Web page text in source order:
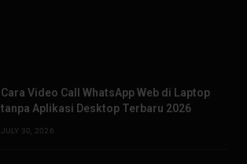
Cara Video Call WhatsApp Web di Laptop
tanpa Aplikasi Desktop Terbaru 2026
JULY 30, 2026